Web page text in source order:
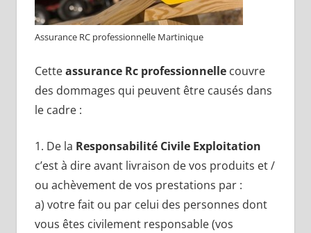
Assurance RC professionnelle Martinique
Cetteassurance Rc professionnellecouvre
des dommages qui peuvent être causés dans
le cadre :
1. De la Responsabilité Civile Exploitation
c’est à dire avant livraison de vos produits et /
ou achèvement de vos prestations par :
a) votre fait ou par celui des personnes dont
vous êtes civilement responsable (vos